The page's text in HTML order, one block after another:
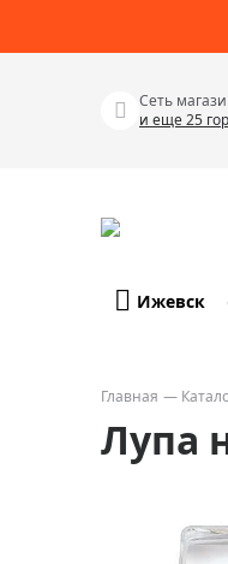
Сеть
и еще 25
Телескопы
Бинокли
Зрительные
Монокуляры
Ижевск
Главная
Лупа